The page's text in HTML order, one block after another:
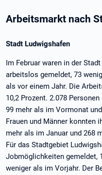
Arbeitsmarkt nach
Stadt Ludwigshafen
Im Februar waren in der
arbeitslos gemeldet, 73
als vor einem Jahr. Die
10,2 Prozent. 2.078
99 mehr als im Vormonat
Frauen und Männer konnten
mehr als im Januar und 268
Für das Stadtgebiet
Jobmöglichkeiten gemeldet,
weniger als im Vorjahr. Der